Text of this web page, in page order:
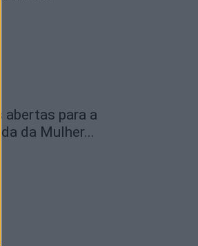
abertas para a
da Mulher...